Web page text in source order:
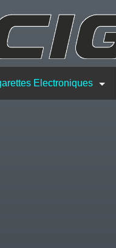
Electroniques